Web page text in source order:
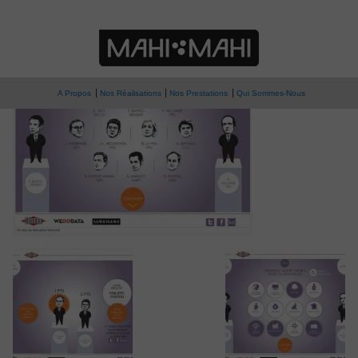
A Propos Nos Réalisations Nos Prestations Qui Sommes-Nous